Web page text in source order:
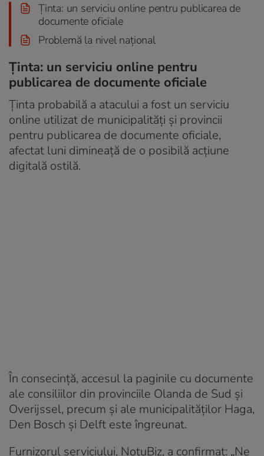
Ținta: un serviciu online pentru publicarea de
documente oficiale
Problemă la nivel național
Ținta: un serviciu online pentru
publicarea de documente oficiale
Ținta probabilă a atacului a fost un serviciu
online utilizat de municipalități și provincii
pentru publicarea de documente oficiale,
afectat luni dimineață de o posibilă acțiune
digitală ostilă.
În consecință, accesul la paginile cu documente
ale consiliilor din provinciile Olanda de Sud și
Overijssel, precum și ale municipalităților Haga,
Den Bosch și Delft este îngreunat.
Furnizorul serviciului, NotuBiz, a confirmat: „Ne